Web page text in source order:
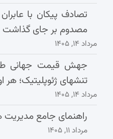
مصدوم بر جای گذاشت
مرداد ۱۴, ۱۴۰۵
جهش قیمت جهانی
تنشهای ژئوپلیتیک؛ هر اونس طلا
مرداد ۱۴, ۱۴۰۵
راهنمای جامع مدیریت
مرداد ۱۱, ۱۴۰۵